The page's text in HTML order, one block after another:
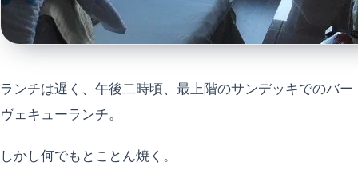
ランチは遅く、午後二時頃、最上階のサンデッキでのバー
ヴェキューランチ。
しかし何でもとことん焼く。